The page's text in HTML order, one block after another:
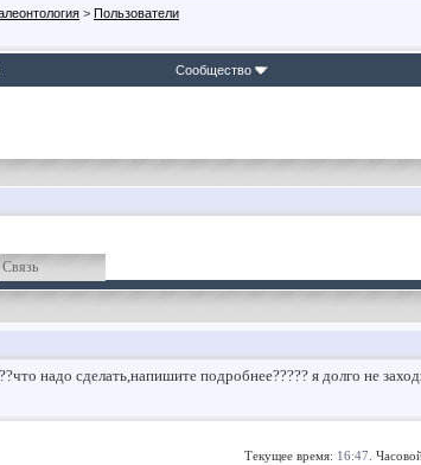
> Пользователи
Сообщество
Связь
надо сделать,напишите подробнее????? я долго не
Текущее время: 16:47 .